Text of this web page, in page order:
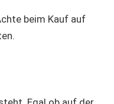
beim Kauf auf